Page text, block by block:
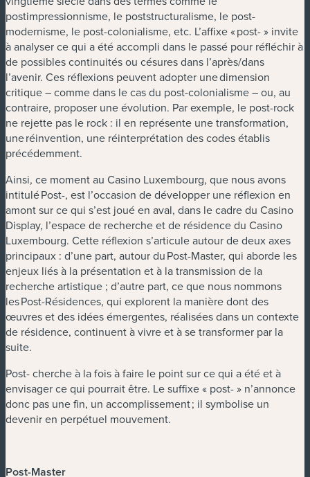
postimpressionnisme, le poststructuralisme, le post-
modernisme, le post-colonialisme, etc. L’affixe « post- » invite
à analyser ce qui a été accompli dans le passé pour réfléchir à
de possibles continuités ou césures dans l’après/dans
l’avenir. Ces réflexions peuvent adopter une dimension
critique – comme dans le cas du post-colonialisme – ou, au
contraire, proposer une évolution. Par exemple, le post-rock
ne rejette pas le rock : il en représente une transformation,
une réinvention, une réinterprétation des codes établis
précédemment.
Ainsi, ce moment au Casino Luxembourg, que nous avons
intitulé Post-, est l’occasion de développer une réflexion en
amont sur ce qui s’est joué en aval, dans le cadre du Casino
Display, l’espace de recherche et de résidence du Casino
Luxembourg. Cette réflexion s’articule autour de deux axes
principaux : d’une part, autour du Post-Master, qui aborde les
enjeux liés à la présentation et à la transmission de la
recherche artistique ; d’autre part, ce que nous nommons
les Post-Résidences, qui explorent la manière dont des
œuvres et des idées émergentes, réalisées dans un contexte
de résidence, continuent à vivre et à se transformer par la
suite.
Post- cherche à la fois à faire le point sur ce qui a été et à
envisager ce qui pourrait être. Le suffixe « post- » n’annonce
donc pas une fin, un accomplissement ; il symbolise un
devenir en perpétuel mouvement.
Post-Master